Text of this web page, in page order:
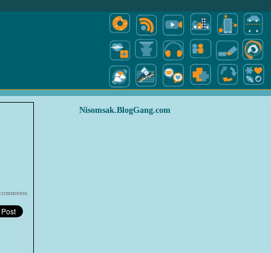
Nisomsak.BlogGang.com